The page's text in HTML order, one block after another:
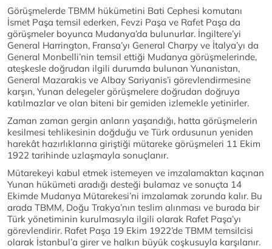
Görüşmelerde TBMM hükümetini Bati Cephesi komutanı
İsmet Paşa temsil ederken, Fevzi Paşa ve Rafet Paşa da
görüşmeler boyunca Mudanya’da bulunurlar. İngiltere’yi
General Harrington, Fransa’yı General Charpy ve İtalya’yı da
General Monbelli’nin temsil ettiği Mudanya görüşmelerinde,
ateşkesle doğrudan ilgili durumda bulunan Yunanistan,
General Mazarakis ve Albay Sariyanis’i görevlendirmesine
karşın, Yunan delegeler görüşmelere doğrudan doğruya
katılmazlar ve olan biteni bir gemiden izlemekle yetinirler.
Zaman zaman gergin anların yaşandığı, hatta görüşmelerin
kesilmesi tehlikesinin doğduğu ve Türk ordusunun yeniden
harekât hazırlıklarına giriştiği mütareke görüşmeleri 11 Ekim
1922 tarihinde uzlaşmayla sonuçlanır.
Mütarekeyi kabul etmek istemeyen ve imzalamaktan kaçınan
Yunan hükümeti aradığı desteği bulamaz ve sonuçta 14
Ekimde Mudanya Mütarekesi’ni imzalamak zorunda kalır. Bu
arada TBMM, Doğu Trakya’nın teslim alınması ve burada bir
Türk yönetiminin kurulmasıyla ilgili olarak Rafet Paşa’yı
görevlendirir. Rafet Paşa 19 Ekim 1922’de TBMM temsilcisi
olarak İstanbul’a girer ve halkın büyük coşkusuyla karşılanır.